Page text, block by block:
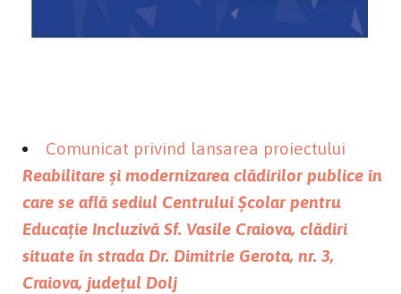
Comunicat privind lansarea proiectului
Reabilitare și modernizarea clădirilor publice în
care se află sediul Centrului Școlar pentru
Educație Incluzivă Sf. Vasile Craiova, clădiri
situate în strada Dr. Dimitrie Gerota, nr. 3,
Craiova, județul Dolj